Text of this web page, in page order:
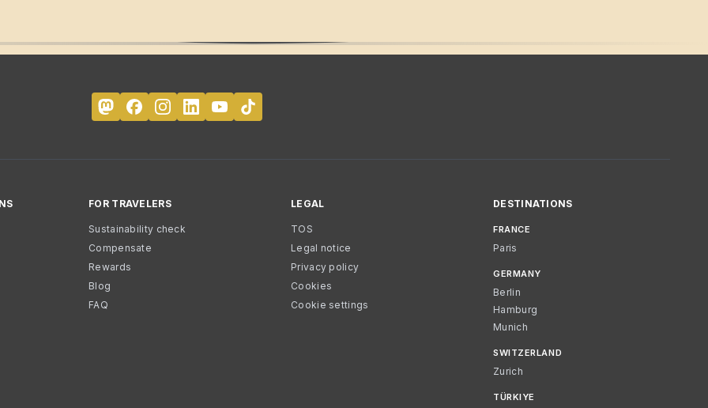
FOR TRAVELERS
Sustainability check
Compensate
Rewards
Blog
FAQ
LEGAL
TOS
Legal notice
Privacy policy
Cookies
Cookie settings
DESTINATIONS
FRANCE
Paris
GERMANY
Berlin
Hamburg
Munich
SWITZERLAND
Zurich
TÜRKIYE